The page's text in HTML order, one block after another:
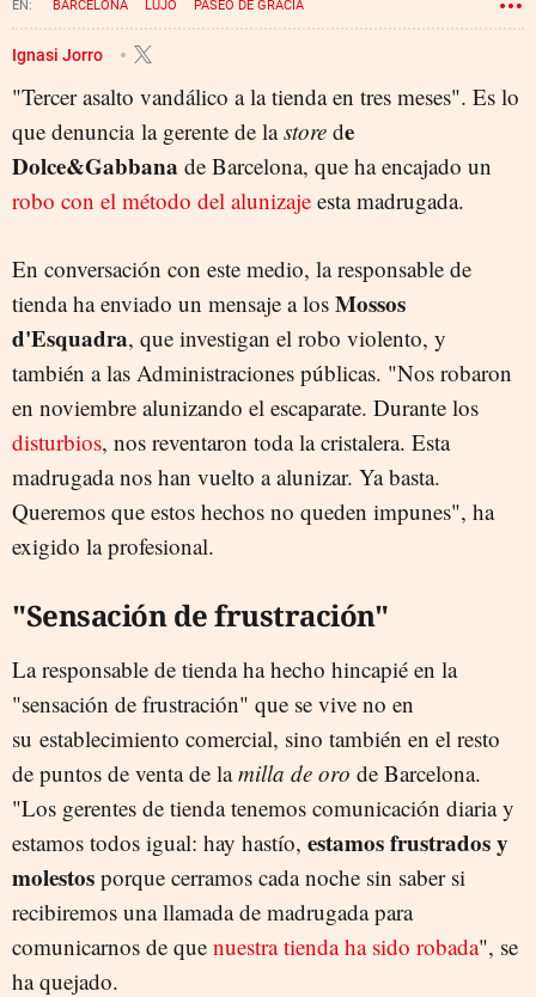
BARCELONA LUJO PASEO DE GRACIA
Ignasi Jorro
"Tercer asalto vandálico a la tienda en tres meses". Es lo
que denuncia la gerente de lastore de
Dolce&Gabbana de Barcelona, que ha encajado un
robo con el método del alunizaje esta madrugada.
En conversación con este medio, la responsable de
tienda ha enviado un mensaje a los Mossos
d'Esquadra, que investigan el robo violento, y
también a las Administraciones públicas. "Nos robaron
en noviembre alunizando el escaparate. Durante los
disturbios, nos reventaron toda la cristalera. Esta
madrugada nos han vuelto a alunizar. Ya basta.
Queremos que estos hechos no queden impunes", ha
exigido la profesional.
"Sensación de frustración"
La responsable de tienda ha hecho hincapié en la
"sensación de frustración" que se vive no en
su establecimiento comercial, sino también en el resto
de puntos de venta de lamilla de oro de Barcelona.
"Los gerentes de tienda tenemos comunicación diaria y
estamos todos igual: hay hastío, estamos frustrados y
molestos porque cerramos cada noche sin saber si
recibiremos una llamada de madrugada para
comunicarnos de que nuestra tienda ha sido robada", se
ha quejado.